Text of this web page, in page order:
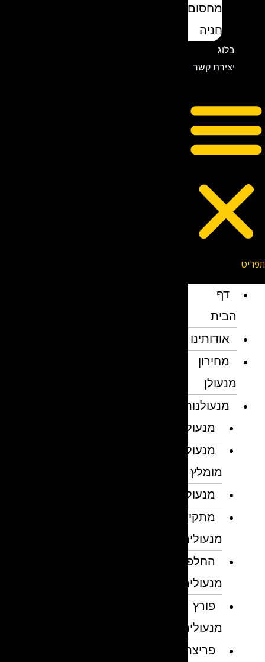
מחסום
חניה
יצירת קשר
דף
הבית
אודותינו
מחירון
מנעולן
מנעולנות
מנעולן
מנעולן
מומלץ
מנעולנים
מתקין
מנעולים
החלפת
מנעולים
פורץ
מנעולים
פריצת